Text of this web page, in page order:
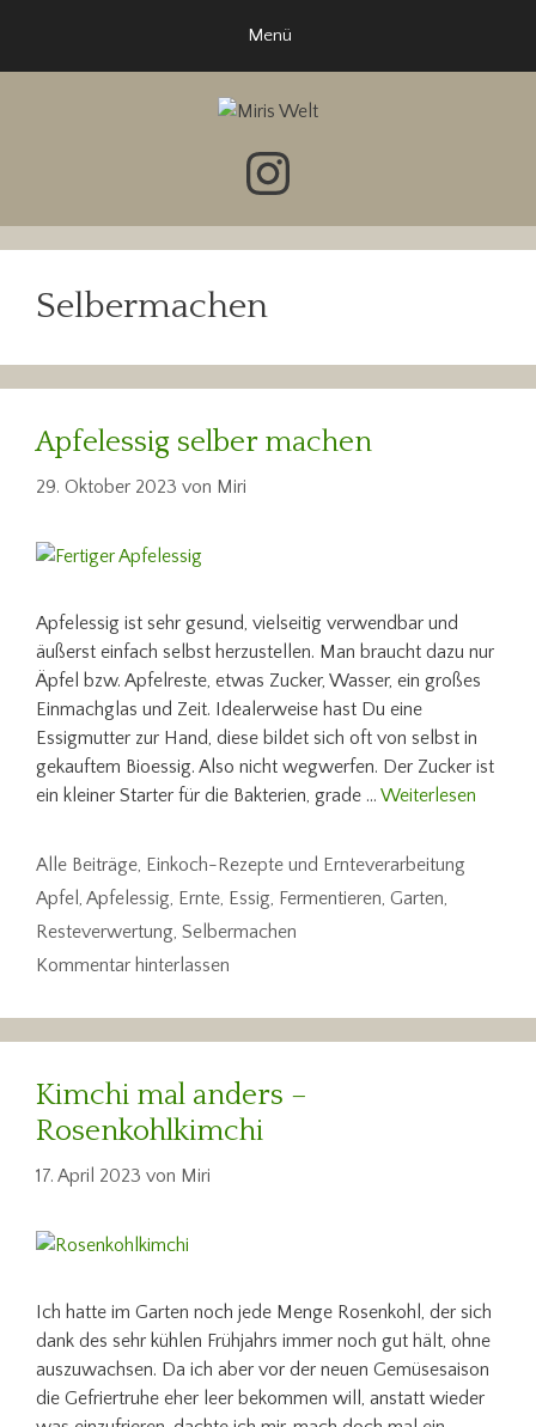
springen
Menü
Instagram
Selbermachen
Apfelessig selber machen
29. Oktober 2023 von Miri
Apfelessig ist sehr gesund, vielseitig verwendbar und
äußerst einfach selbst herzustellen. Man braucht dazu nur
Äpfel bzw. Apfelreste, etwas Zucker, Wasser, ein großes
Einmachglas und Zeit. Idealerweise hast Du eine
Essigmutter zur Hand, diese bildet sich oft von selbst in
gekauftem Bioessig. Also nicht wegwerfen. Der Zucker ist
ein kleiner Starter für die Bakterien, grade … Weiterlesen
Kategorien
Alle Beiträge, Einkoch-Rezepte und Ernteverarbeitung
Schlagwörter
Apfel , Apfelessig, Ernte, Essig, Fermentieren, Garten,
Resteverwertung, Selbermachen
Kommentar hinterlassen
Kimchi mal anders –
Rosenkohlkimchi
17. April 2023 von Miri
Ich hatte im Garten noch jede Menge Rosenkohl, der sich
dank des sehr kühlen Frühjahrs immer noch gut hält, ohne
auszuwachsen. Da ich aber vor der neuen Gemüsesaison
die Gefriertruhe eher leer bekommen will, anstatt wieder